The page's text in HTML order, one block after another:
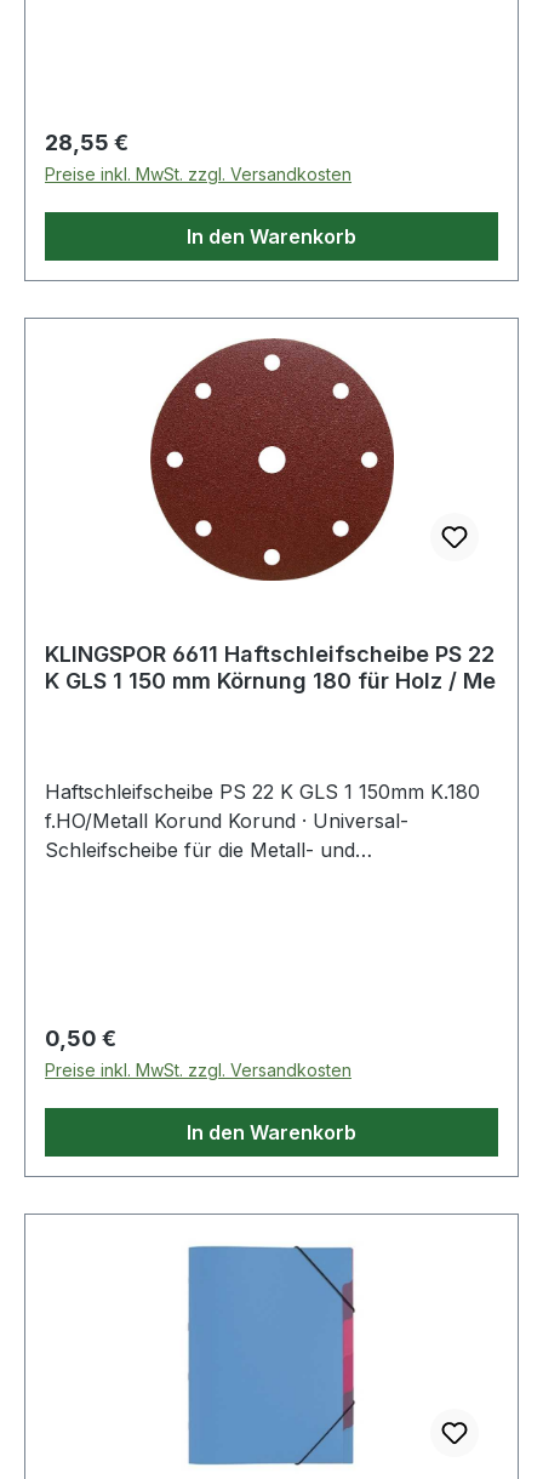
Regulärer Preis:
28,55 €
Preise inkl. MwSt. zzgl. Versandkosten
In den Warenkorb
KLINGSPOR 6611 Haftschleifscheibe PS 22
K GLS 1 150 mm Körnung 180 für Holz / Me
Haftschleifscheibe PS 22 K GLS 1 150mm K.180
f.HO/Metall Korund Korund · Universal-
Schleifscheibe für die Metall- und
Regulärer Preis:
0,50 €
Preise inkl. MwSt. zzgl. Versandkosten
In den Warenkorb